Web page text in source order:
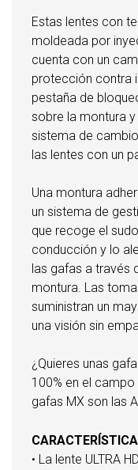
Estas lentes con
moldeada por
cuenta con un
protección contra
pestaña de
sobre la montura
sistema de
las lentes con un
Una montura
un sistema de
que recoge el
conducción y lo
las gafas a través
montura. Las
suministran un
una visión sin
¿Quieres unas
100% en el
gafas MX son las
• La lente ULTRA